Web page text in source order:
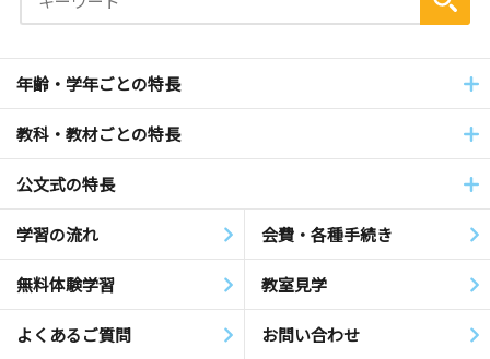
年齢・学年ごとの特長
教科・教材ごとの特長
公文式の特長
学習の流れ 会費・各種手続き
無料体験学習 教室見学
よくあるご質問 お問い合わせ